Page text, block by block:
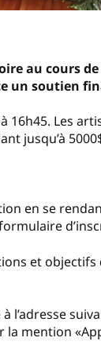
au cours de
un soutien
16h45. Les
jusqu’à
en se
et
l’adresse
la mention